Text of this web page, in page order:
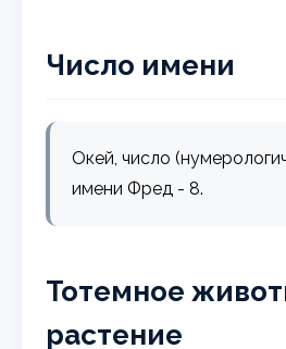
Число имени
Окей, число
имени Фред - 8.
Тотемное
растение